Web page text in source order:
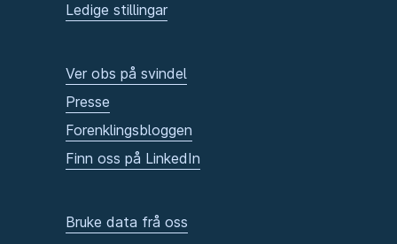
Ledige stillingar
Ver obs på svindel
Presse
Forenklingsbloggen
Finn oss på LinkedIn
Bruke data frå oss